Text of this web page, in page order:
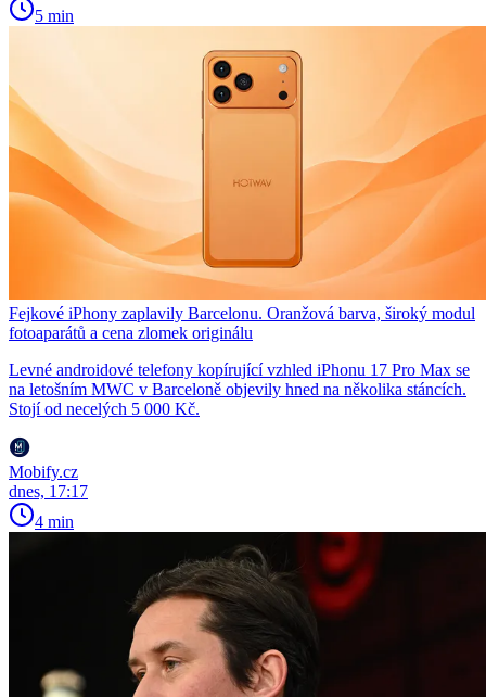
5 min
Fejkové iPhony zaplavily Barcelonu. Oranžová barva, široký modul
fotoaparátů a cena zlomek originálu
Levné androidové telefony kopírující vzhled iPhonu 17 Pro Max se
na letošním MWC v Barceloně objevily hned na několika stáncích.
Stojí od necelých 5 000 Kč.
Mobify.cz
dnes, 17:17
4 min